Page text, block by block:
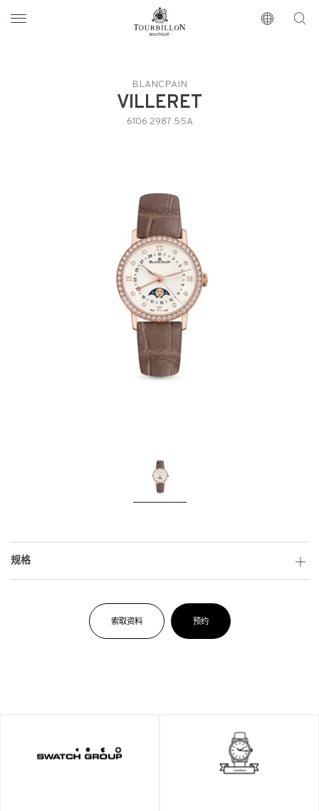
https://www.tourbillon.com/zh-hant
BLANCPAIN
VILLERET
6106 2987 55A
规格
索取资料 预约